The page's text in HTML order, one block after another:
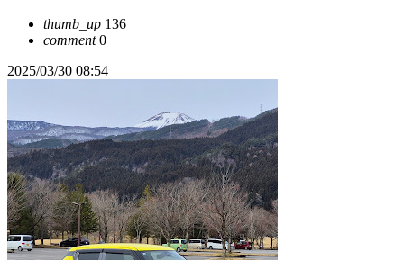
thumb_up 136
comment0
2025/03/30 08:54